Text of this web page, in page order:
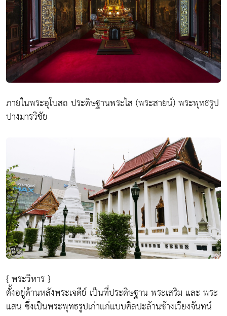
ภายในพระอุโบสถ ประดิษฐานพระไส (พระสายน์) พระพุทธรูป
ปางมารวิชัย
{ พระวิหาร }
ตั้งอยู่ด้านหลังพระเจดีย์ เป็นที่ประดิษฐาน พระเสริม และ พระ
แสน ซึ่งเป็นพระพุทธรูปเก่าแก่แบบศิลปะล้านช้างเวียงจันทน์